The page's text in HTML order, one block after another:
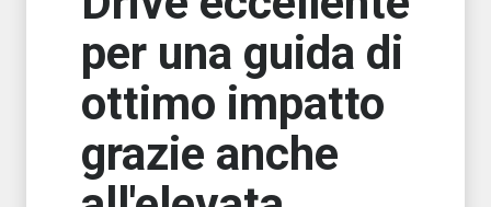
per una guida di
ottimo impatto
grazie anche